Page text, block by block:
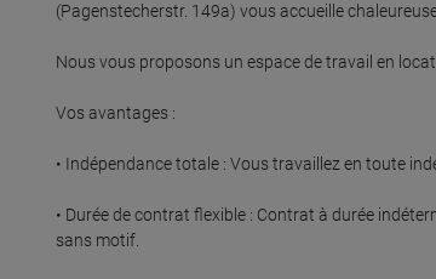
(Pagenstecherstr. 149a) vous accueille
Nous vous proposons un espace de travail en
Vos avantages :
• Indépendance totale : Vous travaillez en toute
• Durée de contrat flexible : Contrat à durée
sans motif.